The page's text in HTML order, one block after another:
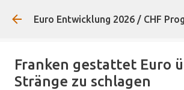
Direkt zum
Euro Entwicklung 2026 / CHF
Franken gestattet Euro
Stränge zu schlagen